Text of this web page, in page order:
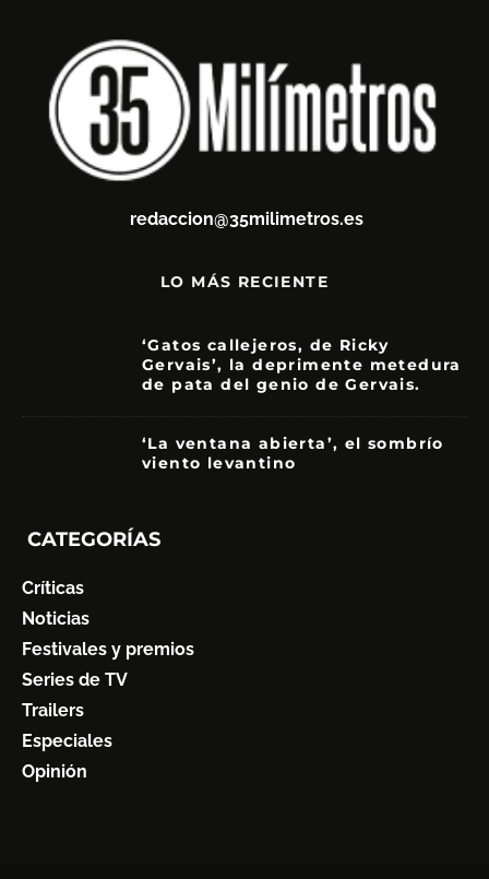
redaccion@35milimetros.es
LO MÁS RECIENTE
‘Gatos callejeros, de Ricky
Gervais’, la deprimente metedura
de pata del genio de Gervais.
‘La ventana abierta’, el sombrío
viento levantino
CATEGORÍAS
Críticas
Noticias
Festivales y premios
Series de TV
Trailers
Especiales
Opinión